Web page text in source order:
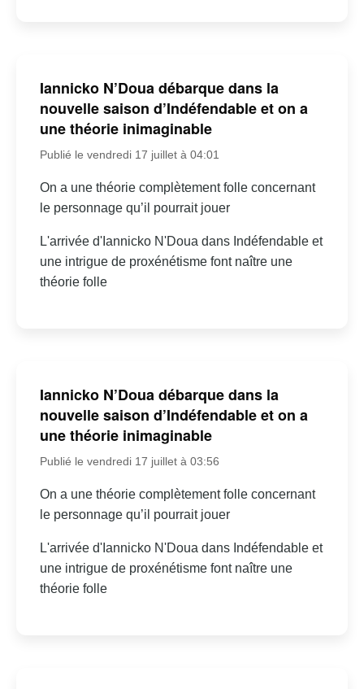
Iannicko N’Doua débarque dans la
nouvelle saison d’Indéfendable et on a
une théorie inimaginable
Publié le vendredi 17 juillet à 04:01
On a une théorie complètement folle concernant
le personnage qu’il pourrait jouer
L'arrivée d'Iannicko N'Doua dans Indéfendable et
une intrigue de proxénétisme font naître une
théorie folle
Iannicko N’Doua débarque dans la
nouvelle saison d’Indéfendable et on a
une théorie inimaginable
Publié le vendredi 17 juillet à 03:56
On a une théorie complètement folle concernant
le personnage qu’il pourrait jouer
L'arrivée d'Iannicko N'Doua dans Indéfendable et
une intrigue de proxénétisme font naître une
théorie folle